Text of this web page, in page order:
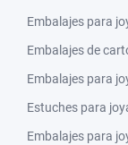
Embalajes para
Embalajes de
Embalajes para
Estuches para
Embalajes para